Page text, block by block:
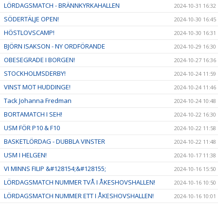
LÖRDAGSMATCH - BRÄNNKYRKAHALLEN 2024-10-31 16:32
SÖDERTÄLJE OPEN! 2024-10-30 16:45
HÖSTLOVSCAMP! 2024-10-30 16:31
BJÖRN ISAKSON - NY ORDFÖRANDE 2024-10-29 16:30
OBESEGRADE I BORGEN! 2024-10-27 16:36
STOCKHOLMSDERBY! 2024-10-24 11:59
VINST MOT HUDDINGE! 2024-10-24 11:46
Tack Johanna Fredman 2024-10-24 10:48
BORTAMATCH I SEH! 2024-10-22 16:30
USM FÖR P10 & F10 2024-10-22 11:58
BASKETLÖRDAG - DUBBLA VINSTER 2024-10-22 11:48
USM I HELGEN! 2024-10-17 11:38
VI MINNS FILIP &#128154;&#128155; 2024-10-16 15:50
LÖRDAGSMATCH NUMMER TVÅ I ÅKESHOVSHALLEN! 2024-10-16 10:50
LÖRDAGSMATCH NUMMER ETT I ÅKESHOVSHALLEN! 2024-10-16 10:01